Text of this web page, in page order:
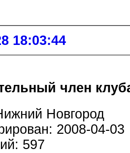
18:03:44
член
Новгород
2008-04-03
597